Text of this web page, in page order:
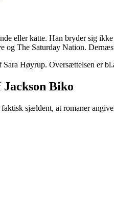
eller katte. Han bryder sig
og The Saturday Nation.
Høyrup. Oversættelsen er
Biko
sjældent, at romaner